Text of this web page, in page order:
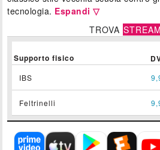
tecnologia. Espandi ▽
TROVA
Supporto fisico
IBS
Feltrinelli